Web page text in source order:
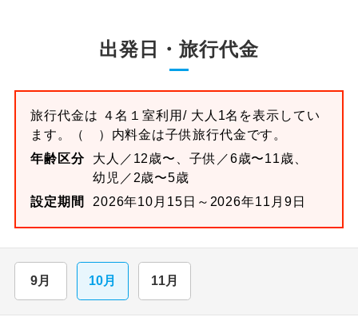
出発日・旅行代金
旅行代金は ４名１室利用/ 大人1名を表示してい
ます。
（ ）内料金は子供旅行代金です。
年齢区分
大人／12歳〜、子供／6歳〜11歳、
幼児／2歳〜5歳
設定期間
2026年10月15日～2026年11月9日
9月 10月 11月